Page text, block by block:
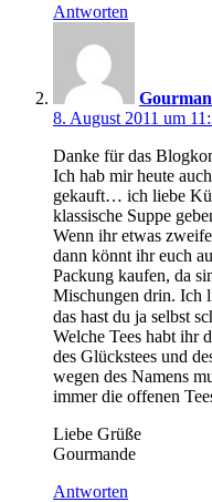
Antworten
8. August 2011 um
Danke für das
Ich hab mir heute
gekauft… ich liebe
klassische Suppe
Wenn ihr etwas
dann könnt ihr euch
Packung kaufen, da
Mischungen drin. Ich
das hast du ja selbst
Welche Tees habt ihr
des Glückstees und
wegen des Namens
immer die offenen
Liebe Grüße
Gourmande
Antworten